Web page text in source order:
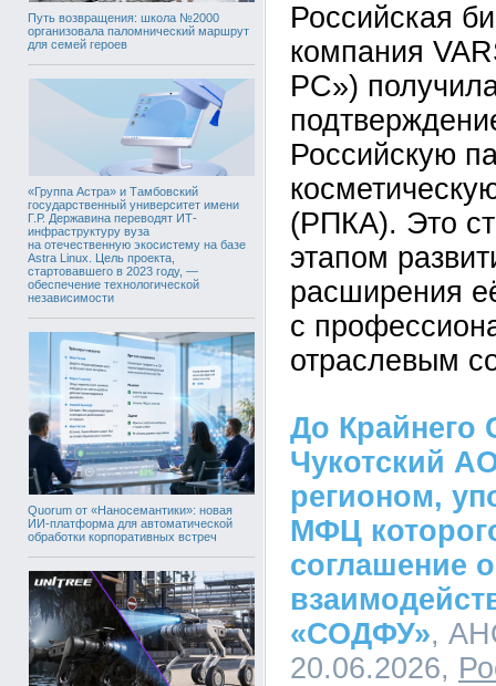
Путь возвращения: школа №2000
организовала паломнический маршрут
для семей героев
«Группа Астра» и Тамбовский
государственный университет имени
Г.Р. Державина переводят ИТ-
инфраструктуру вуза
на отечественную экосистему на базе
Astra Linux. Цель проекта,
стартовавшего в 2023 году, —
обеспечение технологической
независимости
Quorum от «Наносемантики»: новая
ИИ-платформа для автоматической
обработки корпоративных встреч
Российская
компания
РС»)
Российскую
(РПКА). Это
этапом
расширения
с
отраслевым
До Крайнего
Чукотский
регионом,
МФЦ
соглашение о
«СОДФУ»,
20.06.2026,